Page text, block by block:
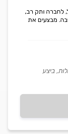
לחברה ותק רב,
מבצעים את
ביצע